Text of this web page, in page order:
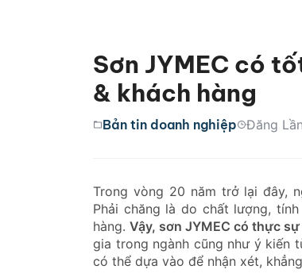
Sơn JYMEC có
& khách hàng
Bản tin doanh nghiệp Đăng
Trong vòng 20 năm trở lại đây,
Phải chăng là do chất lượng,
hàng. Vậy, sơn JYMEC có thực
gia trong ngành cũng như ý kiến
có thể dựa vào để nhận xét,